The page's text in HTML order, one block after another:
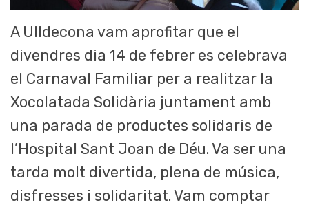
A Ulldecona vam aprofitar que el
divendres dia 14 de febrer es celebrava
el Carnaval Familiar per a realitzar la
Xocolatada Solidària juntament amb
una parada de productes solidaris de
l’Hospital Sant Joan de Déu. Va ser una
tarda molt divertida, plena de música,
disfresses i solidaritat. Vam comptar